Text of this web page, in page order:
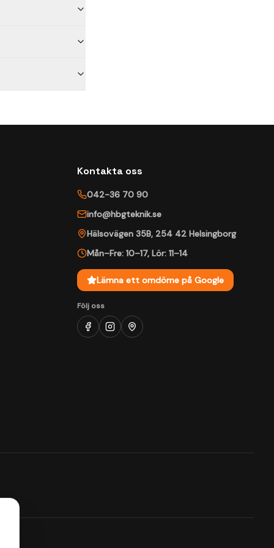
Kontakta oss
042-36 70 90
info@hbgteknik.se
Hälsovägen 35B, 254 42 Helsingborg
Mån–Fre: 10–17, Lör: 11–14
Lämna ett omdöme på Google
Följ oss